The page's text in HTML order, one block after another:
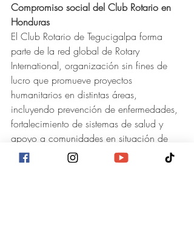
Compromiso social del Club Rotario en
Honduras
El Club Rotario de Tegucigalpa forma
parte de la red global de Rotary
International, organización sin fines de
lucro que promueve proyectos
humanitarios en distintas áreas,
incluyendo prevención de enfermedades,
fortalecimiento de sistemas de salud y
apoyo a comunidades en situación de
vulnerabilidad.